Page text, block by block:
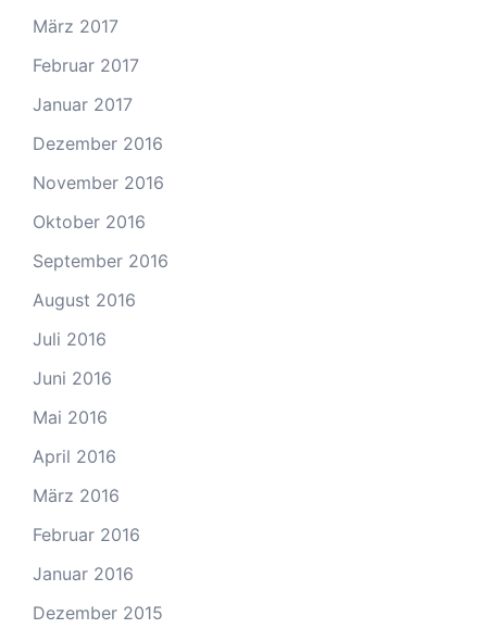
März 2017
Februar 2017
Januar 2017
Dezember 2016
November 2016
Oktober 2016
September 2016
August 2016
Juli 2016
Juni 2016
Mai 2016
April 2016
März 2016
Februar 2016
Januar 2016
Dezember 2015